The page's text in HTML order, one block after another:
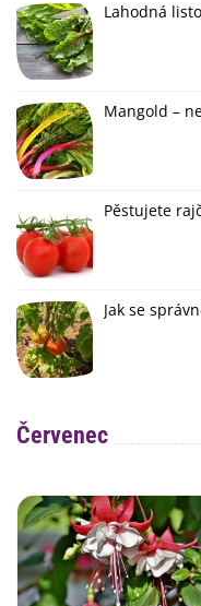
Lahodná
Mangold –
Pěstujete
Jak se
Červenec